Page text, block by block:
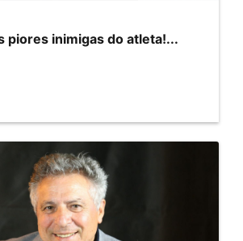
piores inimigas do atleta!...